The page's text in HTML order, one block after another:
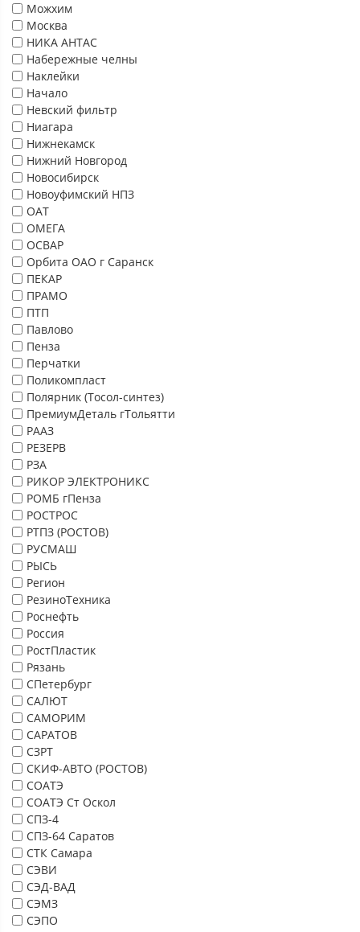
Можхим
Москва
НИКА АНТАС
Набережные челны
Наклейки
Начало
Невский фильтр
Ниагара
Нижнекамск
Нижний Новгород
Новосибирск
Новоуфимский НПЗ
ОАТ
ОМЕГА
ОСВАР
Орбита ОАО г Саранск
ПЕКАР
ПРАМО
ПТП
Павлово
Пенза
Перчатки
Поликомпласт
Полярник (Тосол-синтез)
ПремиумДеталь гТольятти
РААЗ
РЕЗЕРВ
РЗА
РИКОР ЭЛЕКТРОНИКС
РОМБ гПенза
РОСТРОС
РТПЗ (РОСТОВ)
РУСМАШ
РЫСЬ
Регион
РезиноТехника
Роснефть
Россия
РостПластик
Рязань
СПетербург
САЛЮТ
САМОРИМ
САРАТОВ
СЗРТ
СКИФ-АВТО (РОСТОВ)
СОАТЭ
СОАТЭ Ст Оскол
СПЗ-4
СПЗ-64 Саратов
СТК Самара
СЭВИ
СЭД-ВАД
СЭМЗ
СЭПО